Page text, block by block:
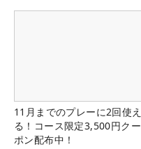
11月までのプレーに2回使え
る！コース限定3,500円クー
ポン配布中！